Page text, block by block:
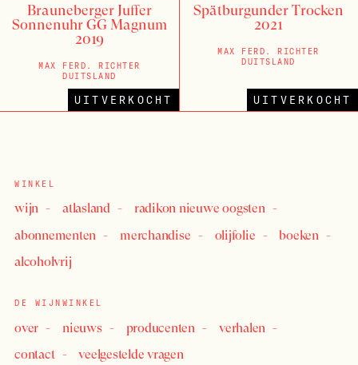
Brauneberger Juffer
Sonnenuhr GG Magnum
2019
MAX FERD. RICHTER
DUITSLAND
UITVERKOCHT
Spätburgunder Trocken
2021
MAX FERD. RICHTER
DUITSLAND
UITVERKOCHT
WINKEL
wijn atlasland
radikon nieuwe oogsten
abonnementen
merchandise olijfolie
boeken
alcoholvrij
DE WIJNWINKEL
over nieuws producenten
verhalen
contact
veelgestelde vragen